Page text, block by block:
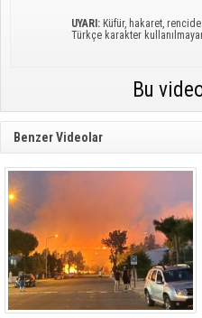
UYARI: Küfür, hakaret,
Türkçe karakter
Bu
Benzer Videolar